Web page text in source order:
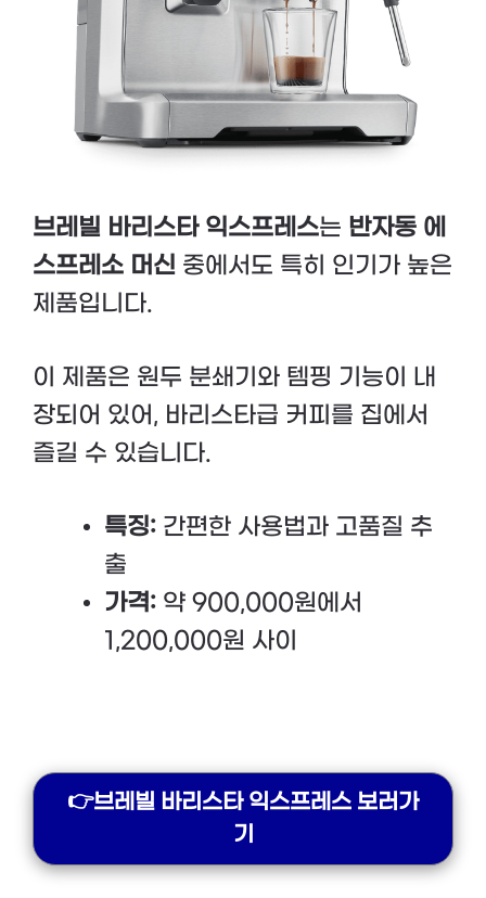
브레빌 바리스타 익스프레스는 반자동 에
스프레소 머신 중에서도 특히 인기가 높은
제품입니다.
이 제품은 원두 분쇄기와 템핑 기능이 내
장되어 있어, 바리스타급 커피를 집에서
즐길 수 있습니다.
특징: 간편한 사용법과 고품질 추
출
가격: 약 900,000원에서
1,200,000원 사이
👉브레빌 바리스타 익스프레스 보러가
기